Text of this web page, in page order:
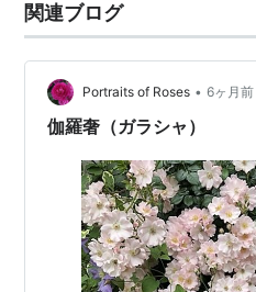
関連ブログ
Portraits of Roses • 6ヶ月前
伽羅奢（ガラシャ）